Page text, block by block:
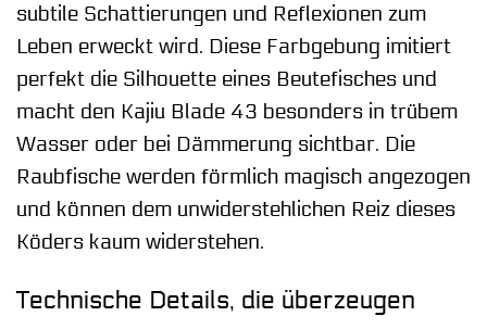
subtile Schattierungen und Reflexionen zum
Leben erweckt wird. Diese Farbgebung imitiert
perfekt die Silhouette eines Beutefisches und
macht den Kajiu Blade 43 besonders in trübem
Wasser oder bei Dämmerung sichtbar. Die
Raubfische werden förmlich magisch angezogen
und können dem unwiderstehlichen Reiz dieses
Köders kaum widerstehen.
Technische Details, die überzeugen